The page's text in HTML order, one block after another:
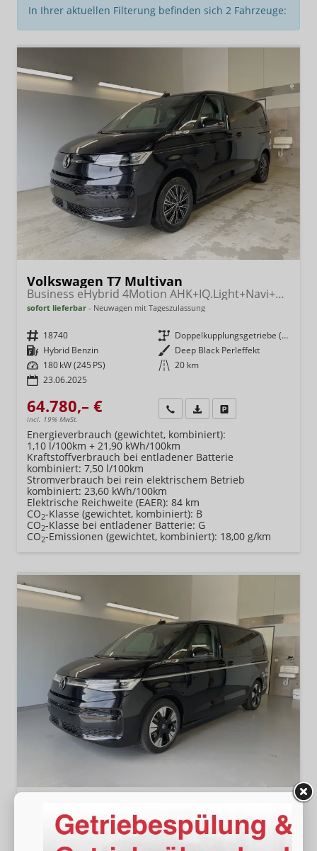
In Ihrer aktuellen Filterung befinden sich 2 Fahrzeuge:
Volkswagen T7 Multivan
Business eHybrid 4Motion AHK+IQ.Light+Navi+7Sitz+ACC
sofort lieferbar Neuwagen mit Tageszulassung
Fahrzeugnr. 18740 Getriebe
Doppelkupplungsgetriebe (DSG)
Kraftstoff Hybrid Benzin Außenfarbe Deep Black Perleffekt
Leistung 180 kW (245 PS) Kilometerstand 20 km
23.06.2025
64.780,– €
incl. 19% MwSt.
Wir rufen Sie anFahrzeugexposé (PDF)
Energieverbrauch (gewichtet, kombiniert):
1,10 l/100km + 21,90 kWh/100km
Kraftstoffverbrauch bei entladener Batterie
kombiniert: 7,50 l/100km
Stromverbrauch bei rein elektrischem Betrieb
kombiniert: 23,60 kWh/100km
Elektrische Reichweite (EAER): 84 km
CO2-Klasse (gewichtet, kombiniert): B
CO2-Klasse bei entladener Batterie: G
CO2-Emissionen (gewichtet, kombiniert): 18,00 g/km
Style eHybrid 4Motion LÜ 7Si+360°+Pano+ergoComfort+Leder+Navi+HuD+DCC
sofort lieferbar Neuwagen mit Tageszulassung